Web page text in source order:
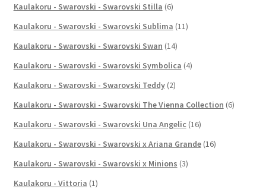
Kaulakoru - Swarovski - Swarovski Stilla (6)
Kaulakoru - Swarovski - Swarovski Sublima (11)
Kaulakoru - Swarovski - Swarovski Swan (14)
Kaulakoru - Swarovski - Swarovski Symbolica (4)
Kaulakoru - Swarovski - Swarovski Teddy (2)
Kaulakoru - Swarovski - Swarovski The Vienna Collection (6)
Kaulakoru - Swarovski - Swarovski Una Angelic (16)
Kaulakoru - Swarovski - Swarovski x Ariana Grande (16)
Kaulakoru - Swarovski - Swarovski x Minions (3)
Kaulakoru - Vittoria (1)